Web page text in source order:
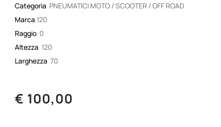
Categoria PNEUMATICI MOTO / SCOOTER / OFF ROAD
Marca 120
Raggio 0
Altezza 120
Larghezza 70
€ 100,00